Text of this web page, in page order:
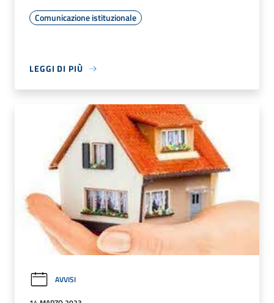
Comunicazione istituzionale
LEGGI DI PIÙ
AVVISI